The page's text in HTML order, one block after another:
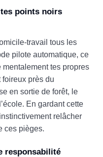
points noirs
travail tous les
pilote automatique, ce
tes propres
près du
en sortie de forêt, le
En gardant cette
relâcher
ces pièges.
responsabilité